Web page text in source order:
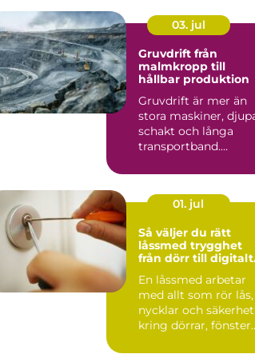
03. jul
Gruvdrift från
malmkropp till
hållbar produktion
Gruvdrift är mer än
stora maskiner,
schakt och långa
transportband.
malm finns...
01. jul
Så väljer du rätt
låssmed trygghet
från dörr till digitalt
En låssmed arbetar
med allt som rör lås,
nycklar och säkerhet
kring dörrar, fönster